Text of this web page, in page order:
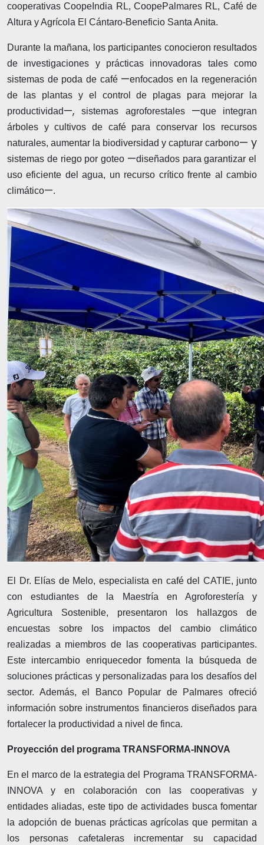
cooperativas CoopeIndia RL, CoopePalmares RL, Café de
Altura y Agrícola El Cántaro-Beneficio Santa Anita.
Durante la mañana, los participantes conocieron resultados
de investigaciones y prácticas innovadoras tales como
sistemas de poda de café —enfocados en la regeneración
de las plantas y el control de plagas para mejorar la
productividad—, sistemas agroforestales —que integran
árboles y cultivos de café para conservar los recursos
naturales, aumentar la biodiversidad y capturar carbono— y
sistemas de riego por goteo —diseñados para garantizar el
uso eficiente del agua, un recurso crítico frente al cambio
climático—.
El Dr. Elías de Melo, especialista en café del CATIE, junto
con estudiantes de la Maestría en Agroforestería y
Agricultura Sostenible, presentaron los hallazgos de
encuestas sobre los impactos del cambio climático
realizadas a miembros de las cooperativas participantes.
Este intercambio enriquecedor fomenta la búsqueda de
soluciones prácticas y personalizadas para los desafíos del
sector. Además, el Banco Popular de Palmares ofreció
información sobre instrumentos financieros diseñados para
fortalecer la productividad a nivel de finca.
Proyección del programa TRANSFORMA-INNOVA
En el marco de la estrategia del Programa TRANSFORMA-
INNOVA y en colaboración con las cooperativas y
entidades aliadas, este tipo de actividades busca fomentar
la adopción de buenas prácticas agrícolas que permitan a
los personas cafetaleras incrementar su capacidad